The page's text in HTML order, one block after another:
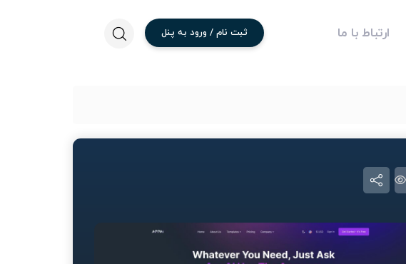
ارتباط با ما ثبت نام / ورود به پنل